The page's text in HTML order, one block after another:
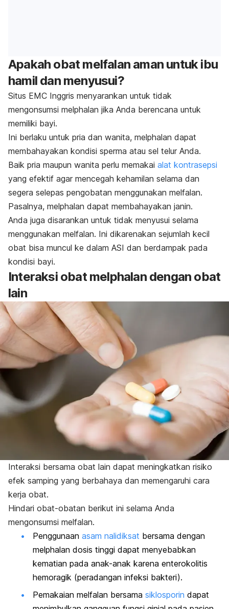
Apakah obat melfalan aman untuk ibu
hamil dan menyusui?
Situs EMC Inggris menyarankan untuk tidak
mengonsumsi melphalan jika Anda berencana untuk
memiliki bayi.
Ini berlaku untuk pria dan wanita, melphalan dapat
membahayakan kondisi sperma atau sel telur Anda.
Baik pria maupun wanita perlu memakai alat kontrasepsi
yang efektif agar mencegah kehamilan selama dan
segera selepas pengobatan menggunakan melfalan.
Pasalnya, melphalan dapat membahayakan janin.
Anda juga disarankan untuk tidak menyusui selama
menggunakan melfalan. Ini dikarenakan sejumlah kecil
obat bisa muncul ke dalam ASI dan berdampak pada
kondisi bayi.
Interaksi obatmelphalandengan obat
lain
Interaksi bersama obat lain dapat meningkatkan risiko
efek samping yang berbahaya dan memengaruhi cara
kerja obat.
Hindari obat-obatan berikut ini selama Anda
mengonsumsi melfalan.
Penggunaan asam nalidiksat bersama dengan
melphalan dosis tinggi dapat menyebabkan
kematian pada anak-anak karena enterokolitis
hemoragik (peradangan infeksi bakteri).
Pemakaian melfalan bersama siklosporin dapat